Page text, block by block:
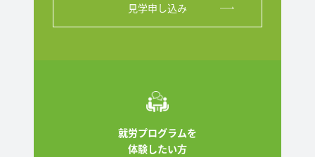
見学申し込み
就労プログラムを
体験したい方